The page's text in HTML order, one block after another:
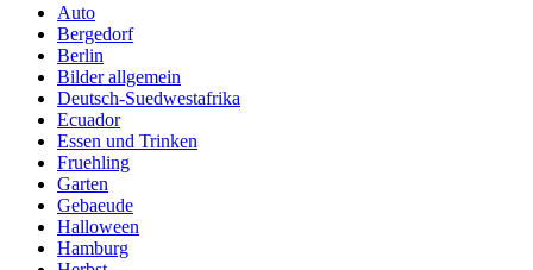
Auto
Bergedorf
Berlin
Bilder allgemein
Deutsch-Suedwestafrika
Ecuador
Essen und Trinken
Fruehling
Garten
Gebaeude
Halloween
Hamburg